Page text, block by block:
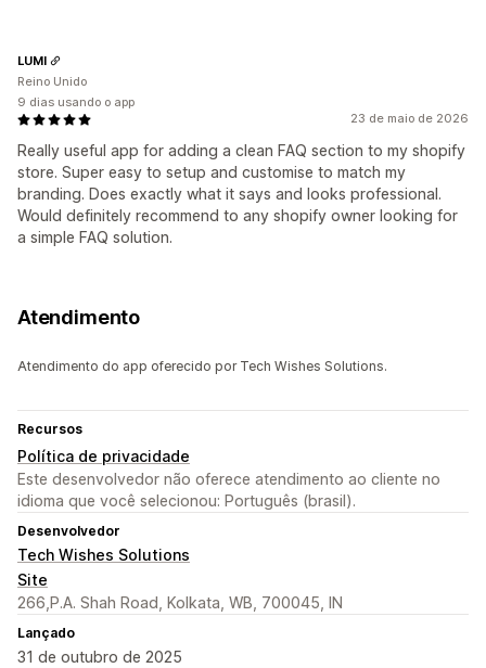
23 de maio de 2026
Really useful app for adding a clean FAQ section to my shopify
store. Super easy to setup and customise to match my
branding. Does exactly what it says and looks professional.
Would definitely recommend to any shopify owner looking for
a simple FAQ solution.
LUMI
Reino Unido
9 dias usando o app
Atendimento
Atendimento do app oferecido por Tech Wishes Solutions.
Recursos
Política de privacidade
Este desenvolvedor não oferece atendimento ao cliente no
idioma que você selecionou: Português (brasil).
Desenvolvedor
Tech Wishes Solutions
Site
266,P.A. Shah Road, Kolkata, WB, 700045, IN
Lançado
31 de outubro de 2025